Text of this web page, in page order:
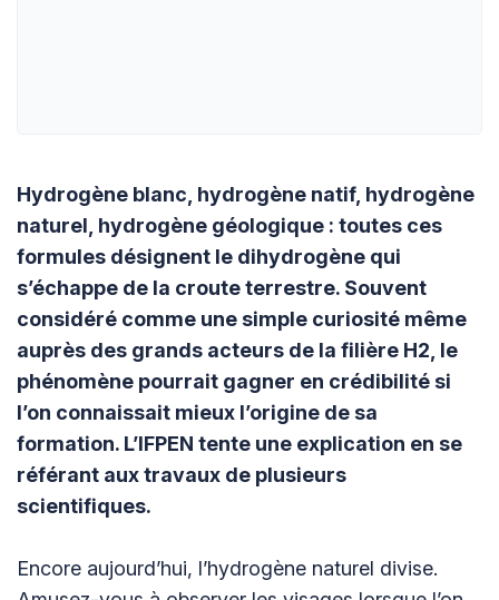
Hydrogène blanc, hydrogène natif, hydrogène
naturel, hydrogène géologique : toutes ces
formules désignent le dihydrogène qui
s’échappe de la croute terrestre. Souvent
considéré comme une simple curiosité même
auprès des grands acteurs de la filière H2, le
phénomène pourrait gagner en crédibilité si
l’on connaissait mieux l’origine de sa
formation. L’IFPEN tente une explication en se
référant aux travaux de plusieurs
scientifiques.
Encore aujourd’hui, l’hydrogène naturel divise.